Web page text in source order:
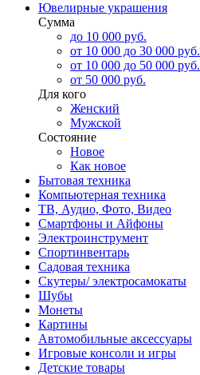
Ювелирные украшения
Сумма
до 10 000 руб.
от 10 000 до 30 000 руб.
от 10 000 до 50 000 руб.
от 50 000 руб.
Для кого
Женский
Мужской
Состояние
Новое
Как новое
Бытовая техника
Компьютерная техника
ТВ, Аудио, Фото, Видео
Смартфоны и Айфоны
Электроинструмент
Спортинвентарь
Садовая техника
Скутеры/ электросамокаты
Шубы
Монеты
Картины
Автомобильные аксессуары
Игровые консоли и игры
Детские товары